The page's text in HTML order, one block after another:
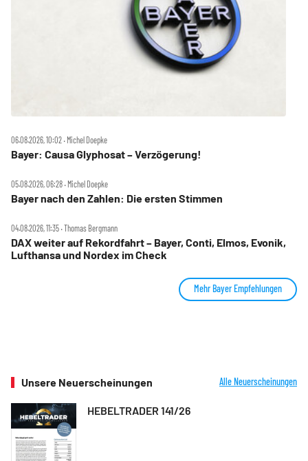
06.08.2026, 10:02 ‧ Michel Doepke
Bayer: Causa Glyphosat – Verzögerung!
05.08.2026, 06:28 ‧ Michel Doepke
Bayer nach den Zahlen: Die ersten Stimmen
04.08.2026, 11:35 ‧ Thomas Bergmann
DAX weiter auf Rekordfahrt – Bayer, Conti, Elmos, Evonik,
Lufthansa und Nordex im Check
Mehr Bayer Empfehlungen
Unsere Neuerscheinungen Alle Neuerscheinungen
HEBELTRADER 141/26